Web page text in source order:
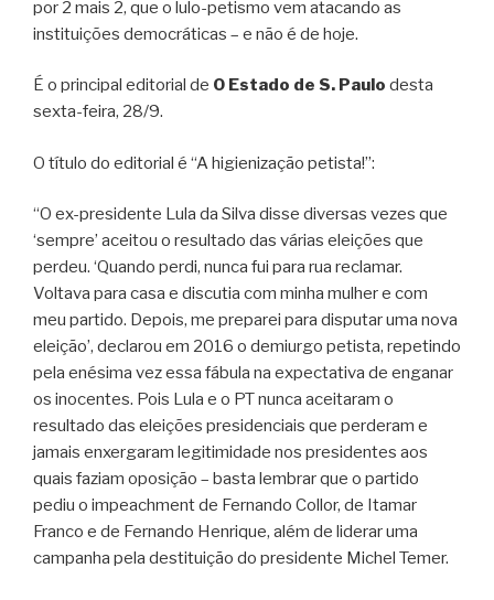
por 2 mais 2, que o lulo-petismo vem atacando as
instituições democráticas – e não é de hoje.
É o principal editorial de O Estado de S. Paulo desta
sexta-feira, 28/9.
O título do editorial é “A higienização petista!”:
“O ex-presidente Lula da Silva disse diversas vezes que
‘sempre’ aceitou o resultado das várias eleições que
perdeu. ‘Quando perdi, nunca fui para rua reclamar.
Voltava para casa e discutia com minha mulher e com
meu partido. Depois, me preparei para disputar uma nova
eleição’, declarou em 2016 o demiurgo petista, repetindo
pela enésima vez essa fábula na expectativa de enganar
os inocentes. Pois Lula e o PT nunca aceitaram o
resultado das eleições presidenciais que perderam e
jamais enxergaram legitimidade nos presidentes aos
quais faziam oposição – basta lembrar que o partido
pediu o impeachment de Fernando Collor, de Itamar
Franco e de Fernando Henrique, além de liderar uma
campanha pela destituição do presidente Michel Temer.